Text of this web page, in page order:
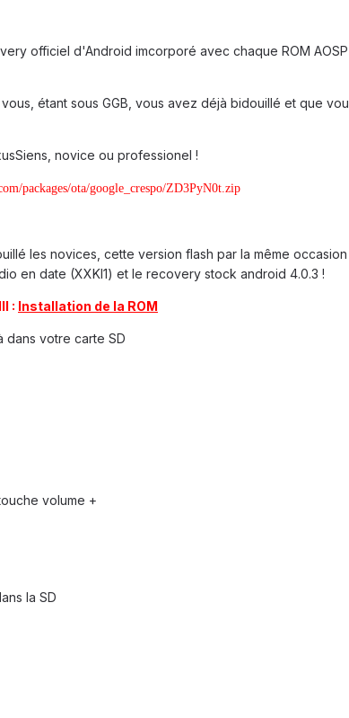
officiel d'Android imcorporé avec chaque ROM
étant sous GGB, vous avez déjà bidouillé et que
novice ou professionel !
packages/ota/google_crespo/ZD3PyN0t.zip
les novices, cette version flash par la même
en date (XXKI1) et le recovery stock android 4.0.3 !
III : Installation de la ROM
dans votre carte SD
volume +
la SD